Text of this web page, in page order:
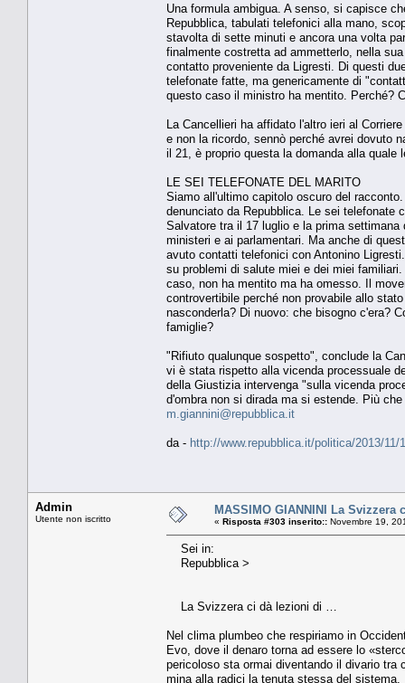
Una formula ambigua. A senso, si capisce
Repubblica, tabulati telefonici alla mano,
stavolta di sette minuti e ancora una volta
finalmente costretta ad ammetterlo, nella
contatto proveniente da Ligresti. Di questi
telefonate fatte, ma genericamente di
questo caso il ministro ha mentito. Perché?
La Cancellieri ha affidato l'altro ieri al
e non la ricordo, sennò perché avrei dovuto
il 21, è proprio questa la domanda alla
LE SEI TELEFONATE DEL MARITO
Siamo all'ultimo capitolo oscuro del
denunciato da Repubblica. Le sei telefonate
Salvatore tra il 17 luglio e la prima
ministeri e ai parlamentari. Ma anche di
avuto contatti telefonici con Antonino
su problemi di salute miei e dei miei
caso, non ha mentito ma ha omesso. Il
controvertibile perché non provabile allo
nasconderla? Di nuovo: che bisogno c'era?
famiglie?
"Rifiuto qualunque sospetto", conclude la
vi è stata rispetto alla vicenda processuale
della Giustizia intervenga "sulla vicenda
d'ombra non si dirada ma si estende. Più
m.giannini@repubblica.it
da - http://www.repubblica.it/politica/2013/
Admin
Utente non iscritto
MASSIMO GIANNINI La
« Risposta #303 inserito:: Novembre 19,
Sei in:
Repubblica >
La Svizzera ci dà lezioni di …
Nel clima plumbeo che respiriamo in
Evo, dove il denaro torna ad essere lo
pericoloso sta ormai diventando il divario tra
mina alla radici la tenuta stessa del